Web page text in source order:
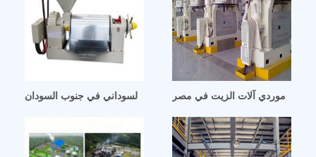
آلة ضغط لولبية لطحن زيت الفول السوداني في جنوب السودان
موردي آلات الزيت في مصر